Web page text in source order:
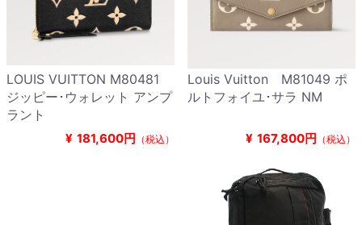
LOUIS VUITTON M80481
ジッピー･ウォレット アンプ
ラント
¥ 181,600円 （税込）
Louis Vuitton M81049 ポ
ルトフォイユ･サラ NM
¥ 167,800円 （税込）